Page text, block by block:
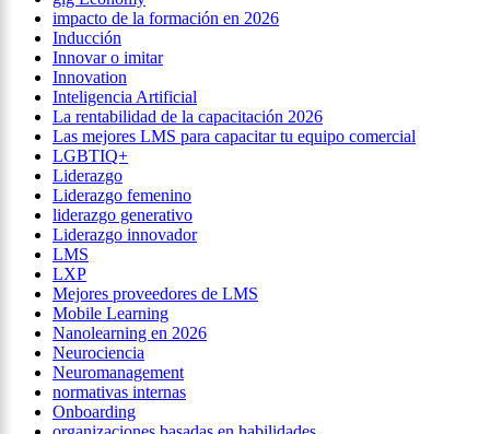
impacto de la formación en 2026
Inducción
Innovar o imitar
Innovation
Inteligencia Artificial
La rentabilidad de la capacitación 2026
Las mejores LMS para capacitar tu equipo comercial
LGBTIQ+
Liderazgo
Liderazgo femenino
liderazgo generativo
Liderazgo innovador
LMS
LXP
Mejores proveedores de LMS
Mobile Learning
Nanolearning en 2026
Neurociencia
Neuromanagement
normativas internas
Onboarding